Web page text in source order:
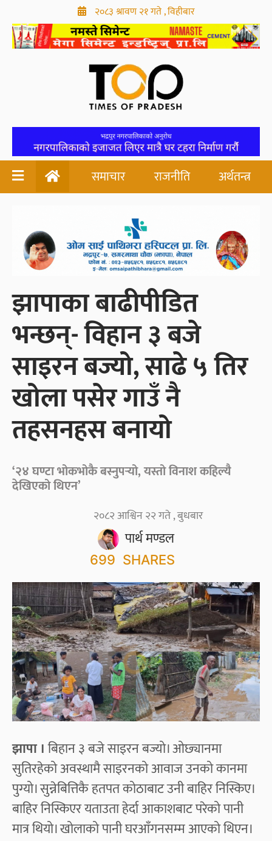
२०८३ श्रावण २१ गते , विहीबार
समाचार राजनीति अर्थतन्त्र
झापाका बाढीपीडित
भन्छन्- विहान ३ बजे
साइरन बज्यो, साढे ५ तिर
खोला पसेर गाउँ नै
तहसनहस बनायो
‘२४ घण्टा भोकभोकै बस्नुपर्‍यो, यस्तो विनाश कहिल्यै
देखिएको थिएन’
पार्थ मण्डल
२०८२ आश्विन २२ गते , बुधबार
699 SHARES
झापा ।बिहान ३ बजे साइरन बज्यो। ओछ्यानमा
सुतिरहेको अवस्थामै साइरनको आवाज उनको कानमा
पुग्यो। सुन्नेबित्तिकै हतपत कोठाबाट उनी बाहिर निस्किए।
बाहिर निस्किएर यताउता हेर्दा आकाशबाट परेको पानी
मात्र थियो। खोलाको पानी घरआँगनसम्म आएको थिएन।